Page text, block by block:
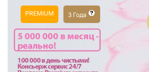
PREMIUM 3 Года